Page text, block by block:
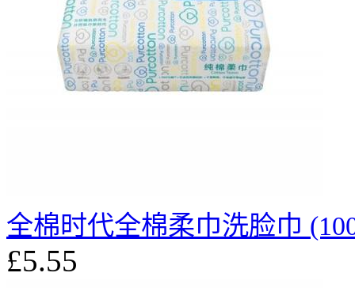
全棉时代全棉柔巾洗脸巾
£5.55